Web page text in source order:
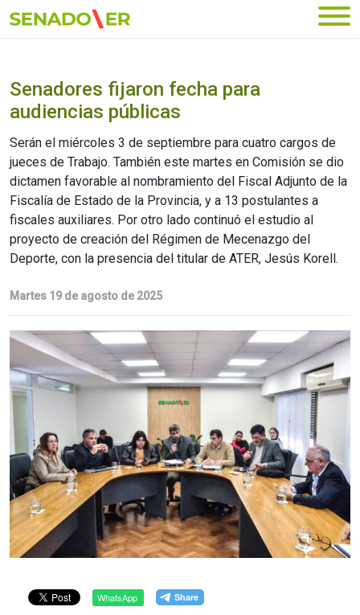
Ir al menú principal
Senadores fijaron fecha para
audiencias públicas
Serán el miércoles 3 de septiembre para cuatro cargos de
jueces de Trabajo. También este martes en Comisión se dio
dictamen favorable al nombramiento del Fiscal Adjunto de la
Fiscalía de Estado de la Provincia, y a 13 postulantes a
fiscales auxiliares. Por otro lado continuó el estudio al
proyecto de creación del Régimen de Mecenazgo del
Deporte, con la presencia del titular de ATER, Jesús Korell.
Martes 19 de agosto de 2025
WhatsApp